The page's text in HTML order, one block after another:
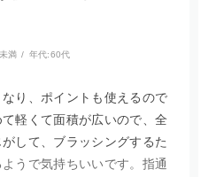
満 年代:60代
り、ポイントも使えるので
軽くて面積が広いので、全
して、ブラッシングするた
うで気持ちいいです。指通